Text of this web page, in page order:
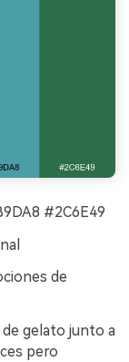
#2C6E49
de
gelato junto a
pero